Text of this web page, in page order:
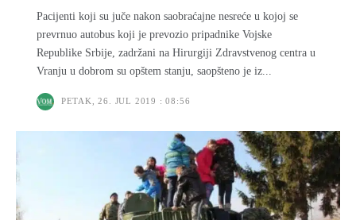
Pacijenti koji su juče nakon saobraćajne nesreće u kojoj se
prevrnuo autobus koji je prevozio pripadnike Vojske
Republike Srbije, zadržani na Hirurgiji Zdravstvenog centra u
Vranju u dobrom su opštem stanju, saopšteno je iz...
PETAK, 26. JUL 2019 : 08:56